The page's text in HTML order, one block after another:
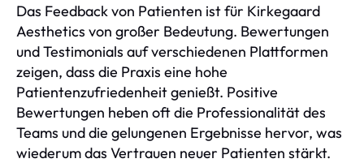
Das Feedback von Patienten ist für Kirkegaard
Aesthetics von großer Bedeutung. Bewertungen
und Testimonials auf verschiedenen Plattformen
zeigen, dass die Praxis eine hohe
Patientenzufriedenheit genießt. Positive
Bewertungen heben oft die Professionalität des
Teams und die gelungenen Ergebnisse hervor, was
wiederum das Vertrauen neuer Patienten stärkt.